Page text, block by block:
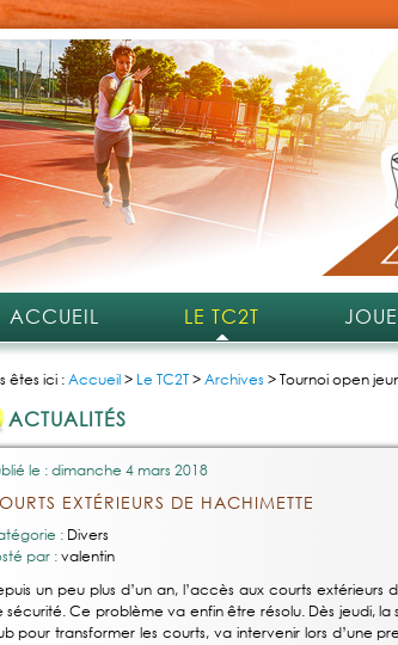
ACCUEIL LE TC2T
êtes ici :Accueil> Le TC2T>Archives >Tournoi open
ACTUALITÉS
le : dimanche 4 mars 2018
EXTÉRIEURS DE HACHIMETTE
:Divers
par :valentin
un peu plus d’un an, l’accès aux courts
sécurité. Ce problème va enfin être résolu. Dès jeudi,
pour transformer les courts, va intervenir lors d’une